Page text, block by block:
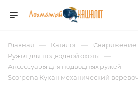
Главная — Каталог — Снаряжение
Ружья для подводной охоты —
Аксессуары для подводных ружей —
Scorpena Кукан механический